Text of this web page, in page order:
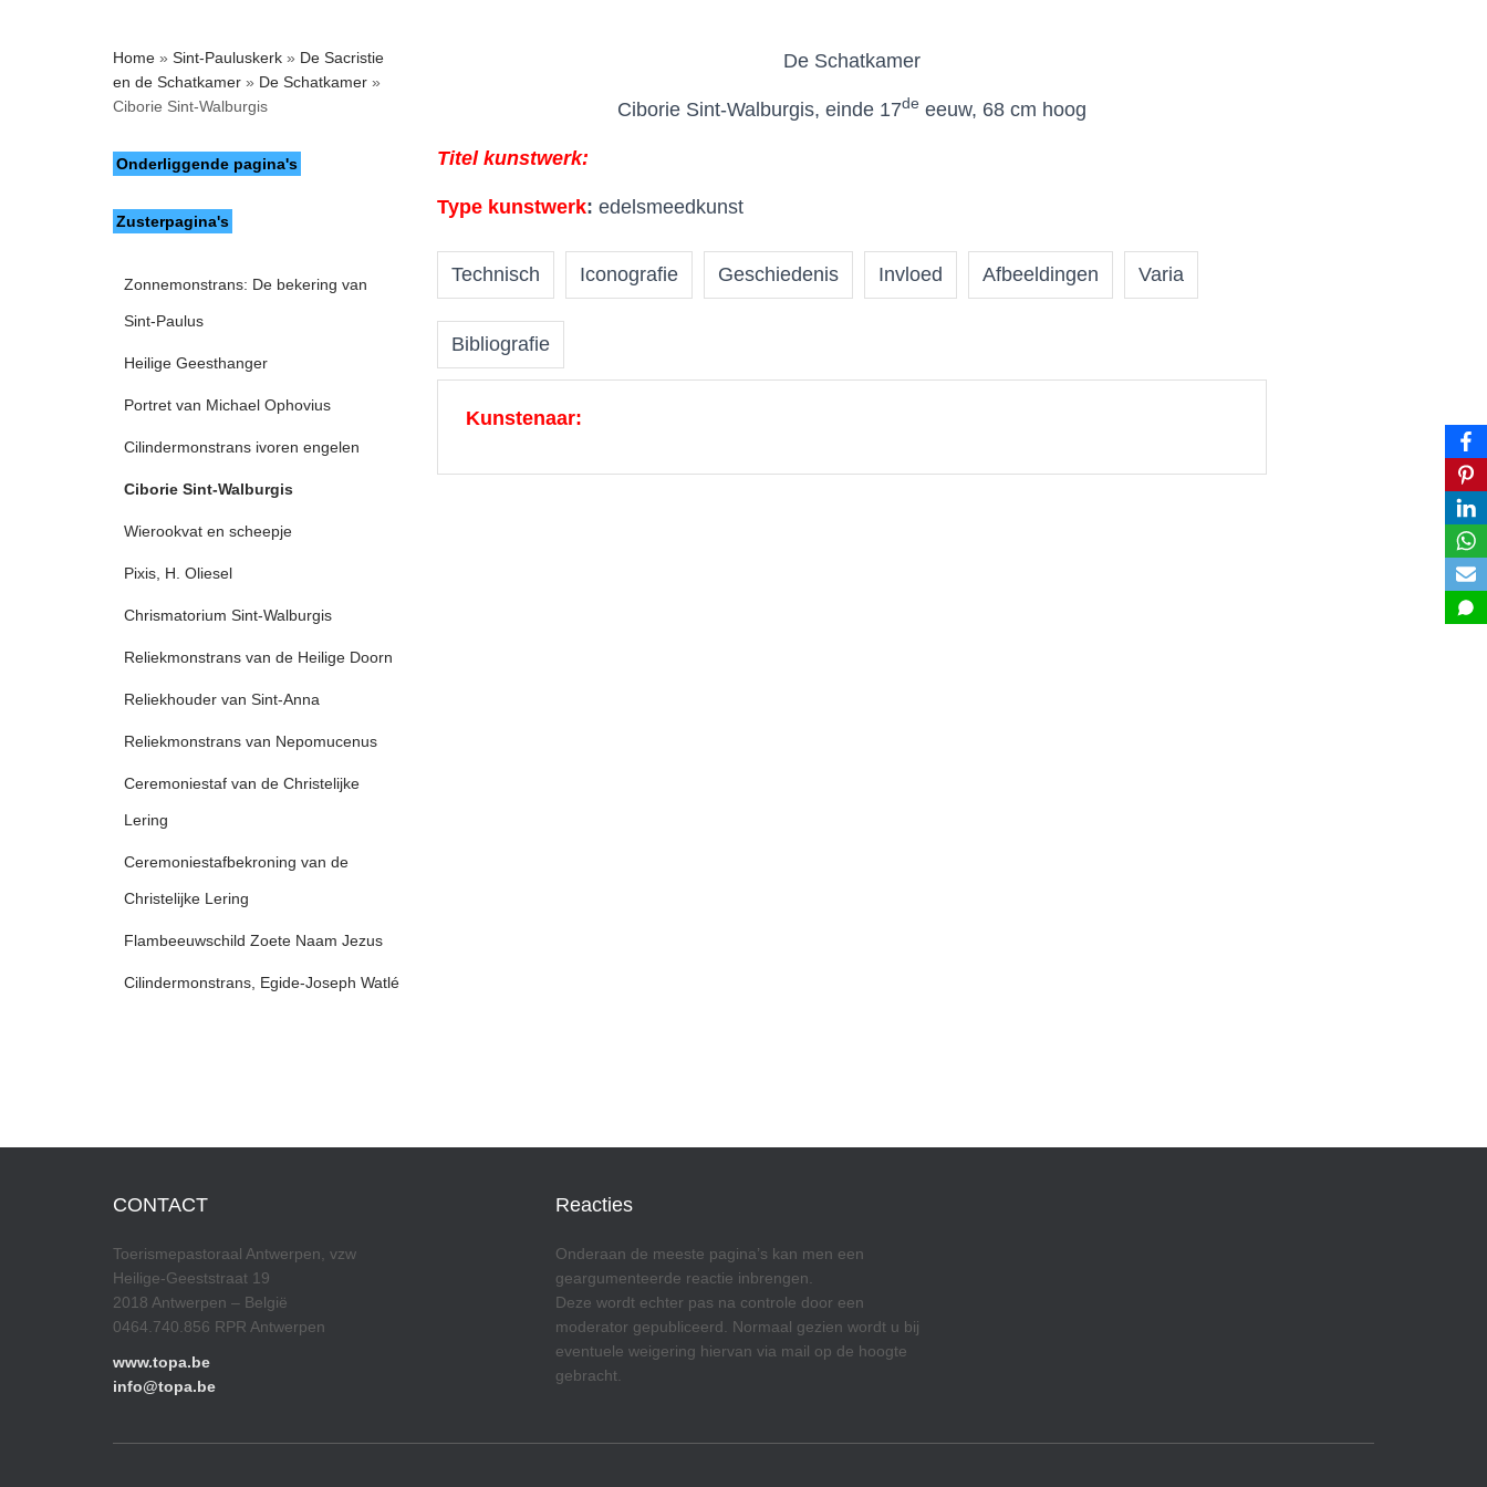
Home » Sint-Pauluskerk » De Sacristie
en de Schatkamer » De Schatkamer »
Ciborie Sint-Walburgis
Onderliggende pagina's
Zusterpagina's
Zonnemonstrans: De bekering van
Sint-Paulus
Heilige Geesthanger
Portret van Michael Ophovius
Cilindermonstrans ivoren engelen
Ciborie Sint-Walburgis
Wierookvat en scheepje
Pixis, H. Oliesel
Chrismatorium Sint-Walburgis
Reliekmonstrans van de Heilige Doorn
Reliekhouder van Sint-Anna
Reliekmonstrans van Nepomucenus
Ceremoniestaf van de Christelijke
Lering
Ceremoniestafbekroning van de
Christelijke Lering
Flambeeuwschild Zoete Naam Jezus
Cilindermonstrans, Egide-Joseph Watlé
De Schatkamer
Ciborie Sint-Walburgis, einde 17deeeuw, 68 cm hoog
Titel kunstwerk:
Type kunstwerk: edelsmeedkunst
Technisch Iconografie Geschiedenis Invloed Afbeeldingen Varia
Bibliografie
Kunstenaar:
CONTACT
Toerismepastoraal Antwerpen, vzw
Heilige-Geeststraat 19
2018 Antwerpen – België
0464.740.856 RPR Antwerpen
www.topa.be
info@topa.be
Reacties
Onderaan de meeste pagina’s kan men een
geargumenteerde reactie inbrengen.
Deze wordt echter pas na controle door een
moderator gepubliceerd. Normaal gezien wordt u bij
eventuele weigering hiervan via mail op de hoogte
gebracht.